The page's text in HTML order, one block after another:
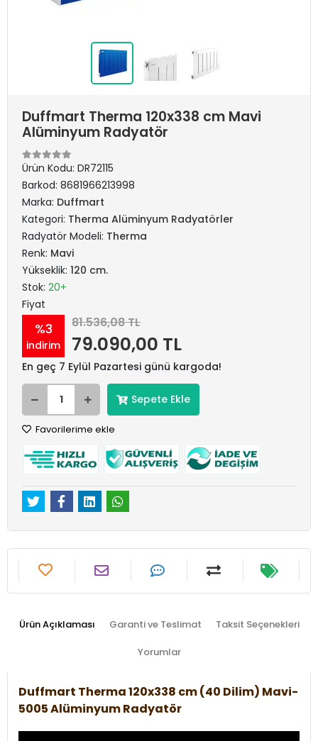
Duffmart Therma 120x338 cm Mavi
Alüminyum Radyatör
Ürün Kodu: DR72115
Barkod: 8681966213998
Marka: Duffmart
Kategori: Therma Alüminyum Radyatörler
Radyatör Modeli: Therma
Renk: Mavi
Yükseklik: 120 cm.
Stok: 20+
Fiyat
%3
indirim
81.536,08 TL
79.090,00 TL
En geç 7 Eylül Pazartesi günü kargoda!
Sepete Ekle
Favorilerime ekle
Ürün Açıklaması Garanti ve Teslimat Taksit Seçenekleri
Yorumlar
Duffmart Therma 120x338 cm (40 Dilim) Mavi-
5005 Alüminyum Radyatör